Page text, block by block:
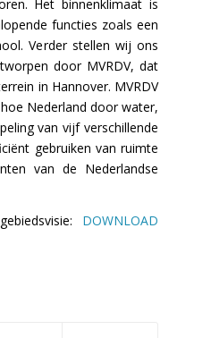
Het binnenklimaat is
functies zoals een
Verder stellen wij ons
door MVRDV, dat
in Hannover. MVRDV
Nederland door water,
van vijf verschillende
gebruiken van ruimte
van de Nederlandse
DOWNLOAD